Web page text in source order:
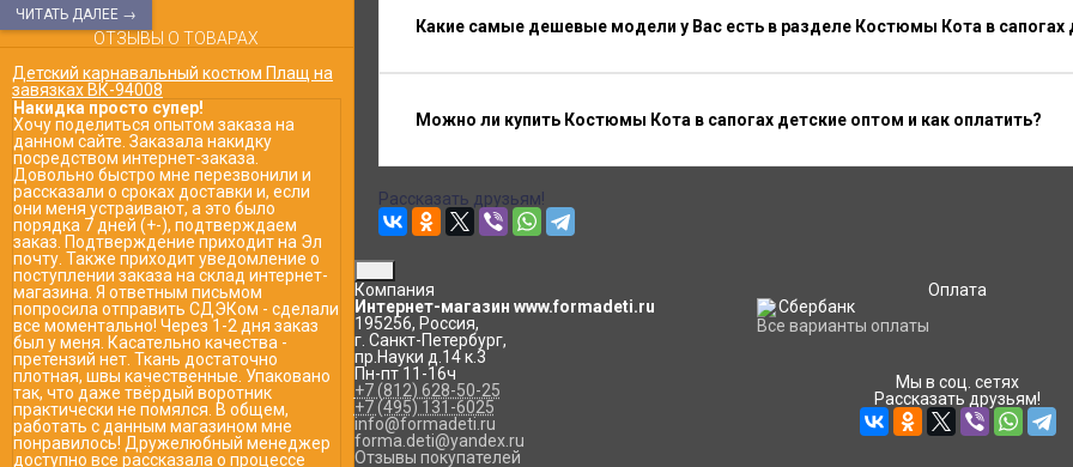
ЧИТАТЬ ДАЛЕЕ →
ОТЗЫВЫ О ТОВАРАХ
Детский карнавальный костюм Плащ на
завязках ВК-94008
Накидка просто супер!
Хочу поделиться опытом заказа на
данном сайте. Заказала накидку
посредством интернет-заказа.
Довольно быстро мне перезвонили и
рассказали о сроках доставки и, если
они меня устраивают, а это было
порядка 7 дней (+-), подтверждаем
заказ. Подтверждение приходит на Эл
почту. Также приходит уведомление о
поступлении заказа на склад интернет-
магазина. Я ответным письмом
попросила отправить СДЭКом - сделали
все моментально! Через 1-2 дня заказ
был у меня. Касательно качества -
претензий нет. Ткань достаточно
плотная, швы качественные. Упаковано
так, что даже твёрдый воротник
практически не помялся. В общем,
работать с данным магазином мне
понравилось! Дружелюбный менеджер
доступно все рассказала о процессе
Какие самые дешевые модели у Вас есть в разделе Костюмы Кота в сапогах
Можно ли купить Костюмы Кота в сапогах детские оптом и как оплатить?
Рассказать друзьям!
Компания
Интернет-магазин www.formadeti.ru
195256, Россия,
г. Санкт-Петербург,
пр.Науки д.14 к.3
Пн-пт 11-16ч
+7 (812) 628-50-25
+7 (495) 131-6025
info@formadeti.ru
forma.deti@yandex.ru
Отзывы покупателей
Оплата
Все варианты оплаты
Мы в соц. сетях
Рассказать друзьям!